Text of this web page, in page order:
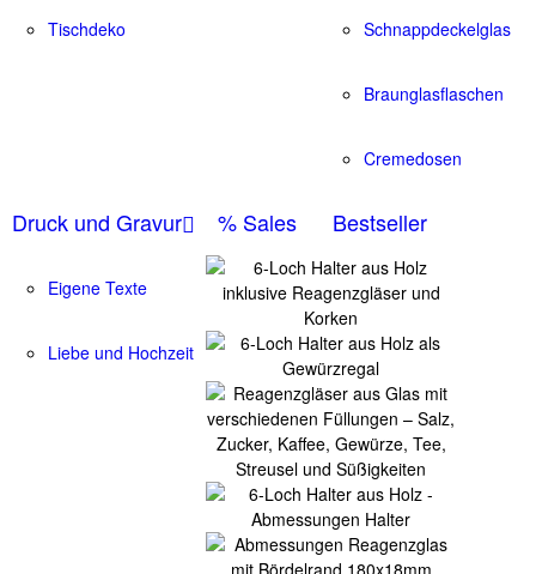
Tischdeko Schnappdeckelglas
Braunglasflaschen
Cremedosen
Druck und Gravur
Eigene Texte
Liebe und Hochzeit
% Sales Bestseller